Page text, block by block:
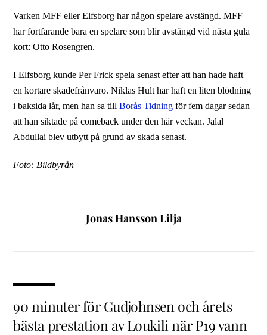
Varken MFF eller Elfsborg har någon spelare avstängd. MFF
har fortfarande bara en spelare som blir avstängd vid nästa gula
kort: Otto Rosengren.
I Elfsborg kunde Per Frick spela senast efter att han hade haft
en kortare skadefrånvaro. Niklas Hult har haft en liten blödning
i baksida lår, men han sa tillBorås Tidning för fem dagar sedan
att han siktade på comeback under den här veckan. Jalal
Abdullai blev utbytt på grund av skada senast.
Foto: Bildbyrån
Jonas Hansson Lilja
90 minuter för Gudjohnsen och årets
bästa prestation av Loukili när P19 vann